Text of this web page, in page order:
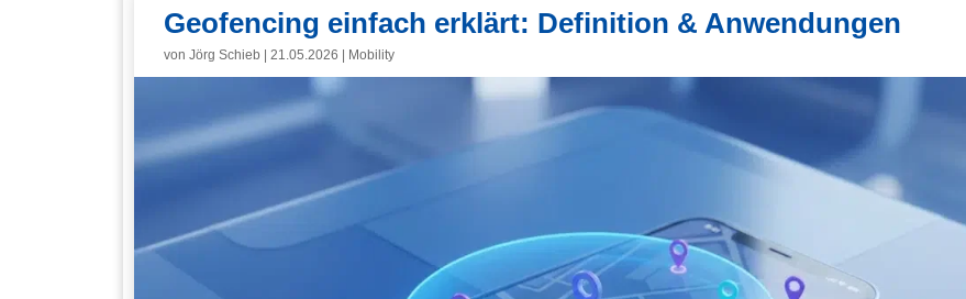
Geofencing einfach erklärt: Definition & Anwendungen
von Jörg Schieb 21.05.2026 Mobility